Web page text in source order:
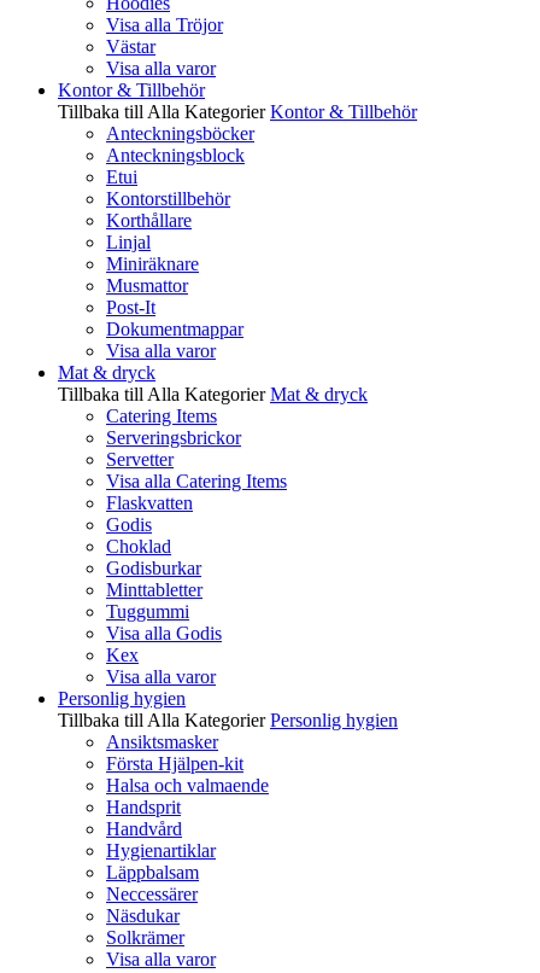
Visa alla Tröjor
Västar
Visa alla varor
Kontor & Tillbehör
Tillbaka till Alla Kategorier Kontor & Tillbehör
Anteckningsböcker
Anteckningsblock
Etui
Kontorstillbehör
Korthållare
Linjal
Miniräknare
Musmattor
Post-It
Dokumentmappar
Visa alla varor
Mat & dryck
Tillbaka till Alla Kategorier Mat & dryck
Catering Items
Serveringsbrickor
Servetter
Visa alla Catering Items
Flaskvatten
Godis
Choklad
Godisburkar
Minttabletter
Tuggummi
Visa alla Godis
Kex
Visa alla varor
Personlig hygien
Tillbaka till Alla Kategorier Personlig hygien
Ansiktsmasker
Första Hjälpen-kit
Halsa och valmaende
Handsprit
Handvård
Hygienartiklar
Läppbalsam
Neccessärer
Näsdukar
Solkrämer
Visa alla varor